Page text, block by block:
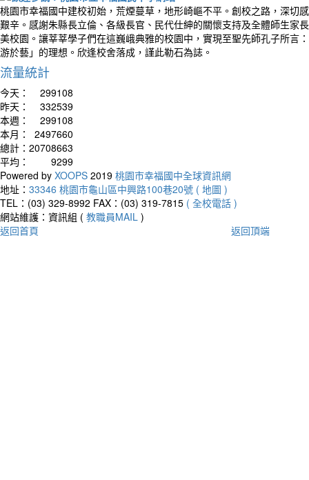
桃園市幸福國中建校初始，荒煙蔓草，地形崎嶇不平。創校之路，深切
艱辛。感謝朱縣長立倫、各級長官、民代仕紳的關懷支持及全體師生家
美校園。讓莘莘學子們在這巍峨典雅的校園中，實現至聖先師孔子所言
游於藝」的理想。欣逢校舍落成，謹此勒石為誌。
流量統計
今天：
299108
昨天：
332539
本週：
299108
本月：
2497660
總計： 20708663
平均：
9299
Powered by XOOPS 2019 桃園市幸福國中全球資訊網
地址： 33346 桃園市龜山區中興路100巷20號 ( 地圖 )
TEL：(03) 329-8992 FAX：(03) 319-7815 ( 全校電話 )
網站維護：資訊組 ( 教職員MAIL )
返回首頁
返回頂端